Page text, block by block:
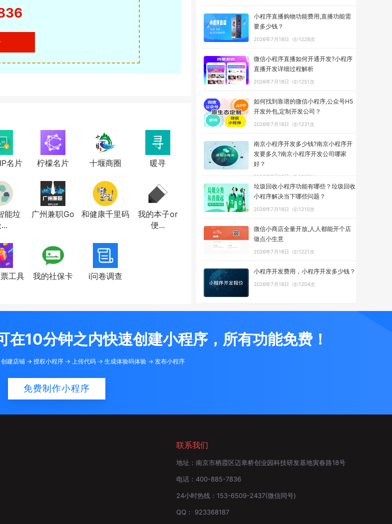
名片 柠檬名片 十堰商圈 暖寻
能垃
广州兼职Go 和健康千里码
我的本子or
便...
工具 我的社保卡 i问卷调查
小程序直播购物功能费用,直播功能需
要多少钱？
2026年7月18日 1228次
微信小程序直播如何开通开发?小程序
直播开发详细过程解析
2026年7月18日 1251次
如何找到靠谱的微信小程序,公众号H5
开发外包,定制开发公司？
2026年7月18日 1231次
南京小程序开发多少钱?南京小程序开
发要多久?南京小程序开发公司哪家
好？
2026年7月18日 1312次
垃圾回收小程序功能有哪些？垃圾回收
小程序解决当下哪些问题？
2026年7月18日 1210次
微信小商店全量开放,人人都能开个店
做点小生意
2026年7月18日 1221次
小程序开发费用，小程序开发多少钱？
2026年7月18日 1204次
10分钟之内快速创建小程序，所有功能免费！
建店铺 -> 授权小程序 -> 上传代码 -> 生成体验码体验 -> 发布小程序
免费制作小程序
联系我们
地址： 南京市栖霞区迈皋桥创业园科技研发基地寅春路18号
电话： 400-885-7836
24小时热线： 153-6509-2437(微信同号)
QQ： 923368187